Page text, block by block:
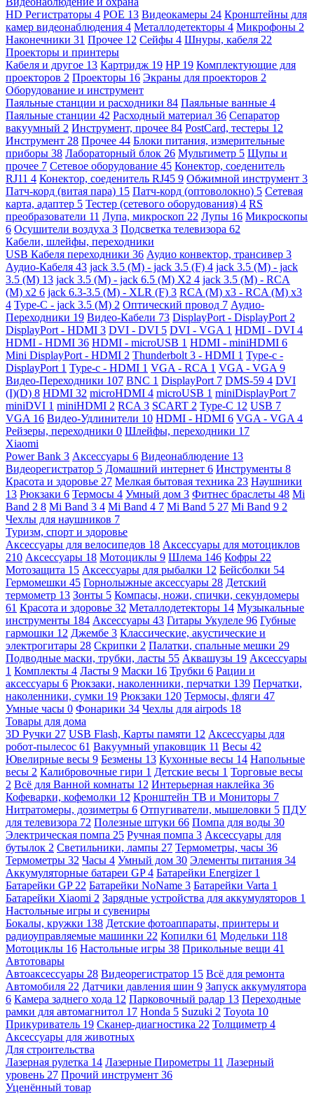
HD Регистраторы 4 POE 13 Видеокамеры 24 Кронштейны для
камер видеонаблюдения 4 Металлодетекторы 4 Микрофоны 2
Наконечники 31 Прочее 12 Сейфы 4 Шнуры, кабеля 22
Проекторы и принтеры
Кабеля и другое 13 Картридж 19 HP 19 Комплектующие для
проекторов 2 Проекторы 16 Экраны для проекторов 2
Оборудование и инструмент
Паяльные станции и расходники 84 Паяльные ванные 4
Паяльные станции 42 Расходный материал 36 Сепаратор
вакуумный 2 Инструмент, прочее 84 PostCard, тестеры 12
Инструмент 28 Прочее 44 Блоки питания, измерительные
приборы 38 Лабораторный блок 26 Мультиметр 5 Щупы и
прочее 7 Сетевое оборудование 45 Конектор, соеденитель
RJ11 4 Конектор, соеденитель RJ45 9 Обжимной инструмент 3
Патч-корд (витая пара) 15 Патч-корд (оптоволокно) 5 Сетевая
карта, адаптер 5 Тестер (сетевого оборудования) 4 RS
преобразователи 11 Лупа, микроскоп 22 Лупы 16 Микроскопы
6 Осушители воздуха 3 Подсветка телевизора 62
Кабели, шлейфы, переходники
USB Кабеля переходники 36 Аудио конвектор, трансивер 3
Аудио-Кабеля 43 jack 3.5 (M) - jack 3.5 (F) 4 jack 3.5 (M) - jack
3.5 (M) 13 jack 3.5 (M) - jack 6.5 (M) X2 4 jack 3.5 (M) - RCA
(M) x2 6 jack 6.3-3.5 (M) - XLR (F) 3 RCA (M) x3 - RCA (M) x3
4 Type-C - jack 3.5 (M) 2 Оптический провод 7 Аудио-
Переходники 19 Видео-Кабели 73 DisplayPort - DisplayPort 2
DisplayPort - HDMI 3 DVI - DVI 5 DVI - VGA 1 HDMI - DVI 4
HDMI - HDMI 36 HDMI - microUSB 1 HDMI - miniHDMI 6
Mini DisplayPort - HDMI 2 Thunderbolt 3 - HDMI 1 Type-c -
DisplayPort 1 Type-c - HDMI 1 VGA - RCA 1 VGA - VGA 9
Видео-Переходники 107 BNC 1 DisplayPort 7 DMS-59 4 DVI
(I)(D) 8 HDMI 32 microHDMI 4 microUSB 1 miniDisplayPort 7
miniDVI 1 miniHDMI 2 RCA 3 SCART 2 Type-C 12 USB 7
VGA 16 Видео-Удлинители 10 HDMI - HDMI 6 VGA - VGA 4
Рейзеры, переходники 0 Шлейфы, переходники 17
Xiaomi
Power Bank 3 Аксессуары 6 Видеонаблюдение 13
Видеорегистратор 5 Домашний интернет 6 Инструменты 8
Красота и здоровье 27 Мелкая бытовая техника 23 Наушники
13 Рюкзаки 6 Термосы 4 Умный дом 3 Фитнес браслеты 48 Mi
Band 2 8 Mi Band 3 4 Mi Band 4 7 Mi Band 5 27 Mi Band 9 2
Чехлы для наушников 7
Туризм, спорт и здоровье
Аксессуары для велосипедов 18 Аксессуары для мотоциклов
210 Аксессуары 18 Мотоциклы 9 Шлема 146 Кофры 22
Мотозащита 15 Аксессуары для рыбалки 12 Бейсболки 54
Гермомешки 45 Горнолыжные аксессуары 28 Детский
термометр 13 Зонты 5 Компасы, ножи, спички, секундомеры
61 Красота и здоровье 32 Металлодетекторы 14 Музыкальные
инструменты 184 Аксессуары 43 Гитары Укулеле 96 Губные
гармошки 12 Джембе 3 Классические, акустические и
электрогитары 28 Скрипки 2 Палатки, спальные мешки 29
Подводные маски, трубки, ласты 55 Аквашузы 19 Аксессуары
1 Комплекты 4 Ласты 9 Маски 16 Трубки 6 Рации и
аксессуары 6 Рюкзаки, наколенники, перчатки 139 Перчатки,
наколенники, сумки 19 Рюкзаки 120 Термосы, фляги 47
Умные часы 0 Фонарики 34 Чехлы для airpods 18
Товары для дома
3D Ручки 27 USB Flash, Карты памяти 12 Аксессуары для
робот-пылесос 61 Вакуумный упаковщик 11 Весы 42
Ювелирные весы 9 Безмены 13 Кухонные весы 14 Напольные
весы 2 Калибровочные гири 1 Детские весы 1 Торговые весы
2 Всё для Ванной комнаты 12 Интерьерная наклейка 36
Кофеварки, кофемолки 12 Кронштейн ТВ и Мониторы 7
Нитратомеры, дозиметры 6 Отпугиватели, мышеловки 5 ПДУ
для телевизора 72 Полезные штуки 66 Помпа для воды 30
Электрическая помпа 25 Ручная помпа 3 Аксессуары для
бутылок 2 Светильники, лампы 27 Термометры, часы 36
Термометры 32 Часы 4 Умный дом 30 Элементы питания 34
Аккумуляторные батареи GP4 Батарейки Energizer 1
Батарейки GP 22 Батарейки NoName 3 Батарейки Varta 1
Батарейки Xiaomi 2 Зарядные устройства для аккумуляторов 1
Настольные игры и сувениры
Бокалы, кружки 138 Детские фотоаппараты, принтеры и
радиоуправляемые машинки 22 Копилки 61 Модельки 118
Мотоциклы 16 Настольные игры 38 Прикольные вещи 41
Автотовары
Автоаксессуары 28 Видеорегистратор 15 Всё для ремонта
Автомобиля 22 Датчики давления шин 9 Запуск аккумулятора
6 Камера заднего хода 12 Парковочный радар 13 Переходные
рамки для автомагнитол 17 Honda 5 Suzuki 2 Toyota 10
Прикуриватель 19 Сканер-диагностика 22 Толщиметр 4
Аксессуары для животных
Для строительства
Лазерная рулетка 14 Лазерные Пирометры 11 Лазерный
уровень 27 Прочий инструмент 36
Уценённый товар